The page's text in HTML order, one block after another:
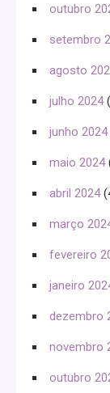
outubro
setembro
agosto
julho 2024
junho 2024
maio 2024
abril 2024
março
fevereiro
janeiro
dezembro
novembro
outubro